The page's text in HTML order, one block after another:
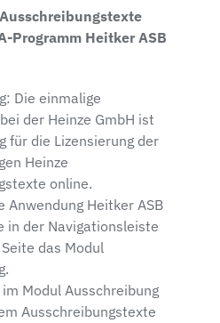
Programm Heitker ASB
Die einmalige
der Heinze GmbH ist
für die Lizensierung der
Heinze
online.
Anwendung Heitker ASB
in der Navigationsleiste
das Modul
Modul Ausschreibung
Ausschreibungstexte